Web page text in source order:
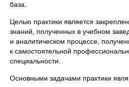
база.
Целью практики является
знаний, полученных в учебном
и аналитическом процессе,
к самостоятельной
специальности.
Основными задачами практики